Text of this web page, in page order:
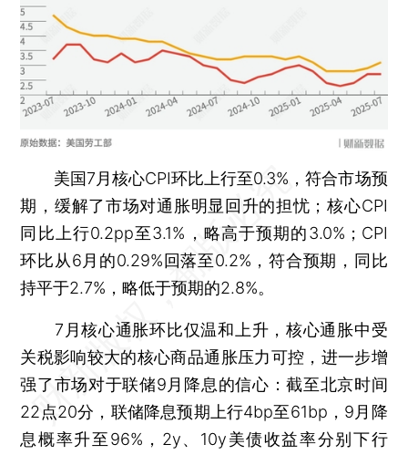
美国7月核心CPI环比上行至0.3%，符合市场预
期，缓解了市场对通胀明显回升的担忧；核心CPI
同比上行0.2pp至3.1%，略高于预期的3.0%；CPI
环比从6月的0.29%回落至0.2%，符合预期，同比
持平于2.7%，略低于预期的2.8%。
7月核心通胀环比仅温和上升，核心通胀中受
关税影响较大的核心商品通胀压力可控，进一步增
强了市场对于联储9月降息的信心：截至北京时间
22点20分，联储降息预期上行4bp至61bp，9月降
息概率升至96%，2y、10y美债收益率分别下行